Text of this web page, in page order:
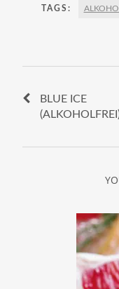
TAGS:
BLUE ICE